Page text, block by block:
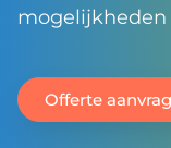
mogelijkheden
Offerte